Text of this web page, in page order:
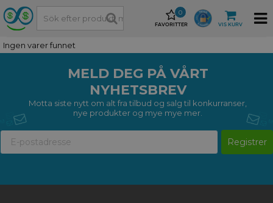
FAVORITTER
0
VIS KURV
Ingen varer funnet
MELD DEG PÅ VÅRT
NYHETSBREV
Motta siste nytt om alt fra tilbud og salg til konkurranser,
nye produkter og mye mye mer.
Registrer